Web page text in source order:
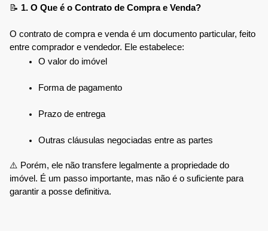
📝 1. O Que é o Contrato de Compra e Venda?
O contrato de compra e venda é um documento particular, feito
entre comprador e vendedor. Ele estabelece:
O valor do imóvel
Forma de pagamento
Prazo de entrega
Outras cláusulas negociadas entre as partes
⚠️ Porém, ele não transfere legalmente a propriedade do
imóvel. É um passo importante, mas não é o suficiente para
garantir a posse definitiva.